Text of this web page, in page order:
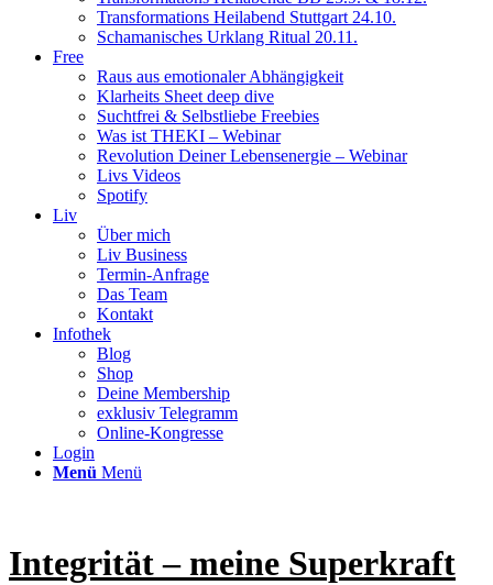
Transformations Heilabend Stuttgart 24.10.
Schamanisches Urklang Ritual 20.11.
Free
Raus aus emotionaler Abhängigkeit
Klarheits Sheet deep dive
Suchtfrei & Selbstliebe Freebies
Was ist THEKI – Webinar
Revolution Deiner Lebensenergie – Webinar
Livs Videos
Spotify
Liv
Über mich
Liv Business
Termin-Anfrage
Das Team
Kontakt
Infothek
Blog
Shop
Deine Membership
exklusiv Telegramm
Online-Kongresse
Login
Menü Menü
Integrität – meine Superkraft